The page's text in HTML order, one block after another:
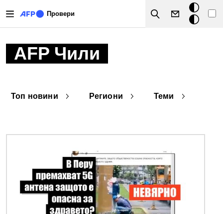
Провери
Search
Тъмен
режим
AFP Чили
Топ новини Региони Теми